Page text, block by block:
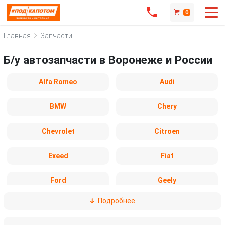
0
Главная Запчасти
Б/у автозапчасти в Воронеже и России
Alfa Romeo Audi
BMW Chery
Chevrolet Citroen
Exeed Fiat
Ford Geely
Подробнее